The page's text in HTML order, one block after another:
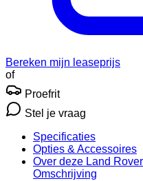
Bereken mijn leaseprijs
of
Proefrit
Stel je vraag
Specificaties
Opties & Accessoires
Over deze Land
Omschrijving